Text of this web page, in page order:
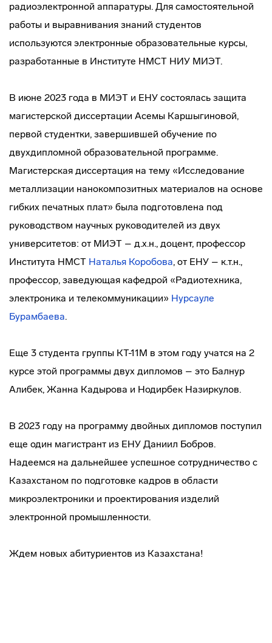
радиоэлектронной аппаратуры. Для самостоятельной
работы и выравнивания знаний студентов
используются электронные образовательные курсы,
разработанные в Институте НМСТ НИУ МИЭТ.
В июне 2023 года в МИЭТ и ЕНУ состоялась защита
магистерской диссертации Асемы Каршыгиновой,
первой студентки, завершившей обучение по
двухдипломной образовательной программе.
Магистерская диссертация на тему «Исследование
металлизации нанокомпозитных материалов на основе
гибких печатных плат» была подготовлена под
руководством научных руководителей из двух
университетов: от МИЭТ – д.х.н., доцент, профессор
Института НМСТ Наталья Коробова, от ЕНУ – к.т.н.,
профессор, заведующая кафедрой «Радиотехника,
электроника и телекоммуникации» Нурсауле
Бурамбаева.
Еще 3 студента группы КТ-11М в этом году учатся на 2
курсе этой программы двух дипломов – это Балнур
Алибек, Жанна Кадырова и Нодирбек Назиркулов.
В 2023 году на программу двойных дипломов поступил
еще один магистрант из ЕНУ Даниил Бобров.
Надеемся на дальнейшее успешное сотрудничество с
Казахстаном по подготовке кадров в области
микроэлектроники и проектирования изделий
электронной промышленности.
Ждем новых абитуриентов из Казахстана!